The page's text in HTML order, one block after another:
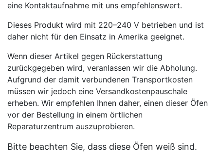
eine Kontaktaufnahme mit uns empfehlenswert.
Dieses Produkt wird mit 220–240 V betrieben und ist
daher nicht für den Einsatz in Amerika geeignet.
Wenn dieser Artikel gegen Rückerstattung
zurückgegeben wird, veranlassen wir die Abholung.
Aufgrund der damit verbundenen Transportkosten
müssen wir jedoch eine Versandkostenpauschale
erheben. Wir empfehlen Ihnen daher, einen dieser Öfen
vor der Bestellung in einem örtlichen
Reparaturzentrum auszuprobieren.
Bitte beachten Sie, dass diese Öfen weiß sind.